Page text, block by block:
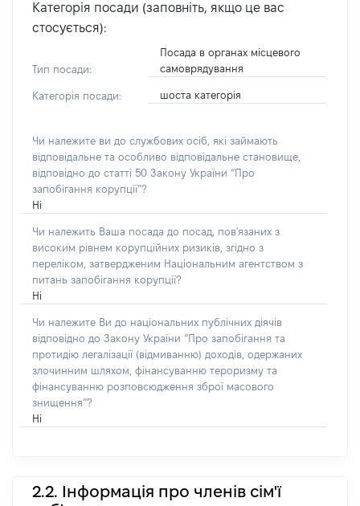
Категорія посади (заповніть, якщо це вас
стосується):
Тип посади:
Посада в органах місцевого
самоврядування
Категорія посади: шоста категорія
Чи належите ви до службових осіб, які займають
відповідальне та особливо відповідальне становище,
відповідно до статті 50 Закону України “Про
запобігання корупції”?
Ні
Чи належить Ваша посада до посад, пов'язаних з
високим рівнем корупційних ризиків, згідно з
переліком, затвердженим Національним агентством з
питань запобігання корупції?
Ні
Чи належите Ви до національних публічних діячів
відповідно до Закону України “Про запобігання та
протидію легалізації (відмиванню) доходів, одержаних
злочинним шляхом, фінансуванню тероризму та
фінансуванню розповсюдження зброї масового
знищення”?
Ні
2.2. Інформація про членів сім'ї